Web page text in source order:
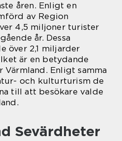
åren. Enligt en
av Region
4,5 miljoner turister
år. Dessa
över 2,1 miljarder
är en betydande
Enligt samma
och kulturturism de
till att besökare valde
Sevärdheter